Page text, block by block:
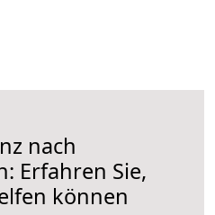
nach
Erfahren Sie,
können